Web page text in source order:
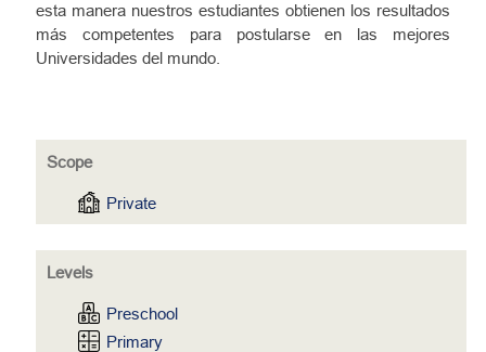
esta manera nuestros estudiantes obtienen los resultados
más competentes para postularse en las mejores
Universidades del mundo.
Scope
Private
Levels
Preschool
Primary